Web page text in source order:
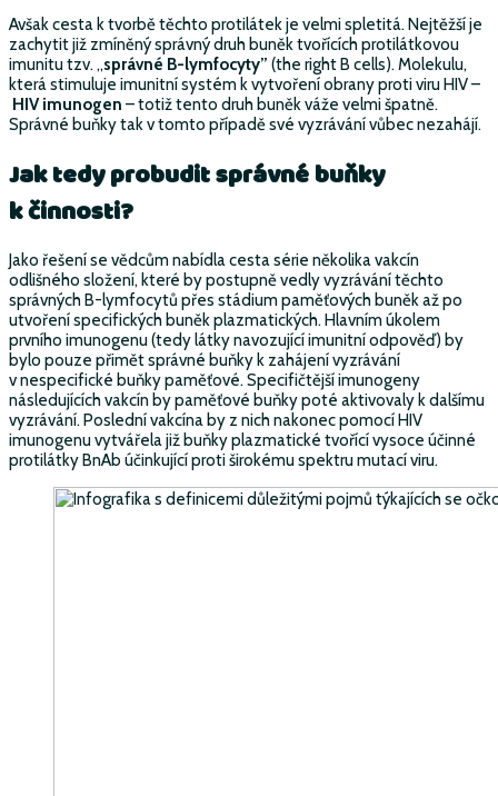
Avšak cesta k tvorbě těchto protilátek je velmi spletitá. Nejtěžší je
zachytit již zmíněný správný druh buněk tvořících protilátkovou
imunitu tzv. „správné B-lymfocyty” (the right B cells). Molekulu,
která stimuluje imunitní systém k vytvoření obrany proti viru HIV –
HIV imunogen – totiž tento druh buněk váže velmi špatně.
Správné buňky tak v tomto případě své vyzrávání vůbec nezahájí.
Jak tedy probudit správné buňky
kčinnosti?
Jako řešení se vědcům nabídla cesta série několika vakcín
odlišného složení, které by postupně vedly vyzrávání těchto
správných B-lymfocytů přes stádium paměťových buněk až po
utvoření specifických buněk plazmatických. Hlavním úkolem
prvního imunogenu (tedy látky navozující imunitní odpověď) by
bylo pouze přimět správné buňky k zahájení vyzrávání
v nespecifické buňky paměťové. Specifičtější imunogeny
následujících vakcín by paměťové buňky poté aktivovaly k dalšímu
vyzrávání. Poslední vakcína by z nich nakonec pomocí HIV
imunogenu vytvářela již buňky plazmatické tvořící vysoce účinné
protilátky BnAb účinkující proti širokému spektru mutací viru.